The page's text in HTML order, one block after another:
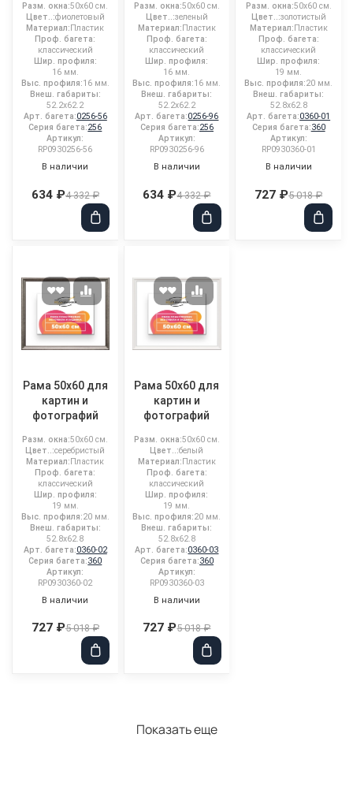
Разм. окна:50x60 см.
Цвет..:фиолетовый
Материал: Пластик
Проф. багета:
классический
Шир. профиля:
16 мм.
Выс. профиля:16 мм.
Внеш. габариты:
52.2x62.2
Арт. багета:0256-56
Серия багета:256
Артикул:
RP0930256-56
В наличии
634 ₽4 332 ₽
Разм. окна:50x60 см.
Цвет..:зеленый
Материал: Пластик
Проф. багета:
классический
Шир. профиля:
16 мм.
Выс. профиля:16 мм.
Внеш. габариты:
52.2x62.2
Арт. багета:0256-96
Серия багета:256
Артикул:
RP0930256-96
В наличии
634 ₽4 332 ₽
Разм. окна:50x60 см.
Цвет..:золотистый
Материал: Пластик
Проф. багета:
классический
Шир. профиля:
19 мм.
Выс. профиля:20 мм.
Внеш. габариты:
52.8x62.8
Арт. багета:0360-01
Серия багета:360
Артикул:
RP0930360-01
В наличии
727 ₽5 018 ₽
Рама 50x60 для
картин и
фотографий
Разм. окна:50x60 см.
Цвет..:серебристый
Материал:Пластик
Проф. багета:
классический
Шир. профиля:
19 мм.
Выс. профиля:20 мм.
Внеш. габариты:
52.8x62.8
Арт. багета:0360-02
Серия багета:360
Артикул:
RP0930360-02
В наличии
727 ₽5 018 ₽
Рама 50x60 для
картин и
фотографий
Разм. окна:50x60 см.
Цвет..:белый
Материал:Пластик
Проф. багета:
классический
Шир. профиля:
19 мм.
Выс. профиля:20 мм.
Внеш. габариты:
52.8x62.8
Арт. багета:0360-03
Серия багета:360
Артикул:
RP0930360-03
В наличии
727 ₽5 018 ₽
Показать еще